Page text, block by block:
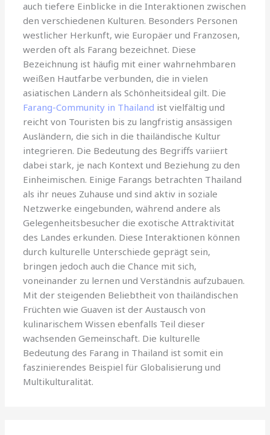
auch tiefere Einblicke in die Interaktionen zwischen
den verschiedenen Kulturen. Besonders Personen
westlicher Herkunft, wie Europäer und Franzosen,
werden oft als Farang bezeichnet. Diese
Bezeichnung ist häufig mit einer wahrnehmbaren
weißen Hautfarbe verbunden, die in vielen
asiatischen Ländern als Schönheitsideal gilt. Die
Farang-Community in Thailand ist vielfältig und
reicht von Touristen bis zu langfristig ansässigen
Ausländern, die sich in die thailändische Kultur
integrieren. Die Bedeutung des Begriffs variiert
dabei stark, je nach Kontext und Beziehung zu den
Einheimischen. Einige Farangs betrachten Thailand
als ihr neues Zuhause und sind aktiv in soziale
Netzwerke eingebunden, während andere als
Gelegenheitsbesucher die exotische Attraktivität
des Landes erkunden. Diese Interaktionen können
durch kulturelle Unterschiede geprägt sein,
bringen jedoch auch die Chance mit sich,
voneinander zu lernen und Verständnis aufzubauen.
Mit der steigenden Beliebtheit von thailändischen
Früchten wie Guaven ist der Austausch von
kulinarischem Wissen ebenfalls Teil dieser
wachsenden Gemeinschaft. Die kulturelle
Bedeutung des Farang in Thailand ist somit ein
faszinierendes Beispiel für Globalisierung und
Multikulturalität.